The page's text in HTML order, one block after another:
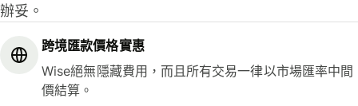
辦妥。
跨境匯款價格實惠
Wise絕無隱藏費用，而且所有交易一律以市場匯率中間
價結算。